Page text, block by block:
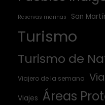
Reservas marinas San
Turismo
Turismo de
Viajero de la semana
Viajes Áreas